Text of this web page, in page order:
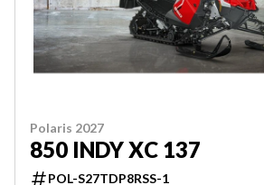
Polaris 2027
850 INDY XC 137
POL-S27TDP8RSS-1